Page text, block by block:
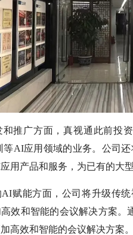
推广方面，真视通此前投
AI应用领域的业务。公司
用产品和服务，为已有的大
赋能方面，公司将升级传
效和智能的会议解决方案
高效和智能的会议解决方案。